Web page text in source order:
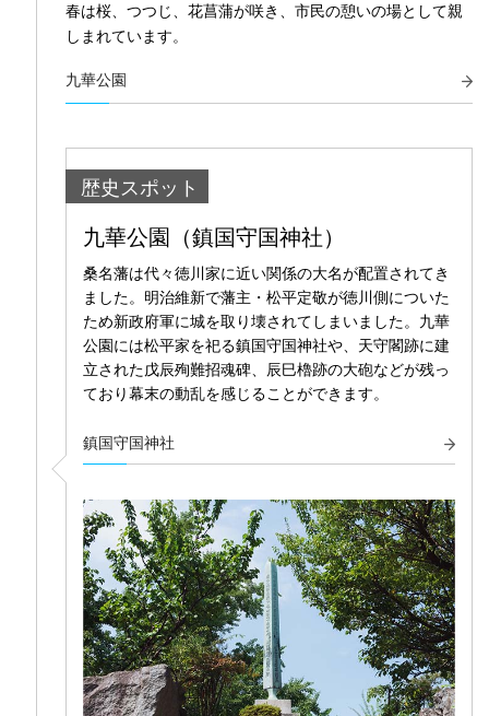
春は桜、つつじ、花菖蒲が咲き、市民の憩いの場として親
しまれています。
九華公園
歴史スポット
九華公園（鎮国守国神社）
桑名藩は代々徳川家に近い関係の大名が配置されてき
ました。明治維新で藩主・松平定敬が徳川側についた
ため新政府軍に城を取り壊されてしまいました。九華
公園には松平家を祀る鎮国守国神社や、天守閣跡に建
立された戊辰殉難招魂碑、辰巳櫓跡の大砲などが残っ
ており幕末の動乱を感じることができます。
鎮国守国神社